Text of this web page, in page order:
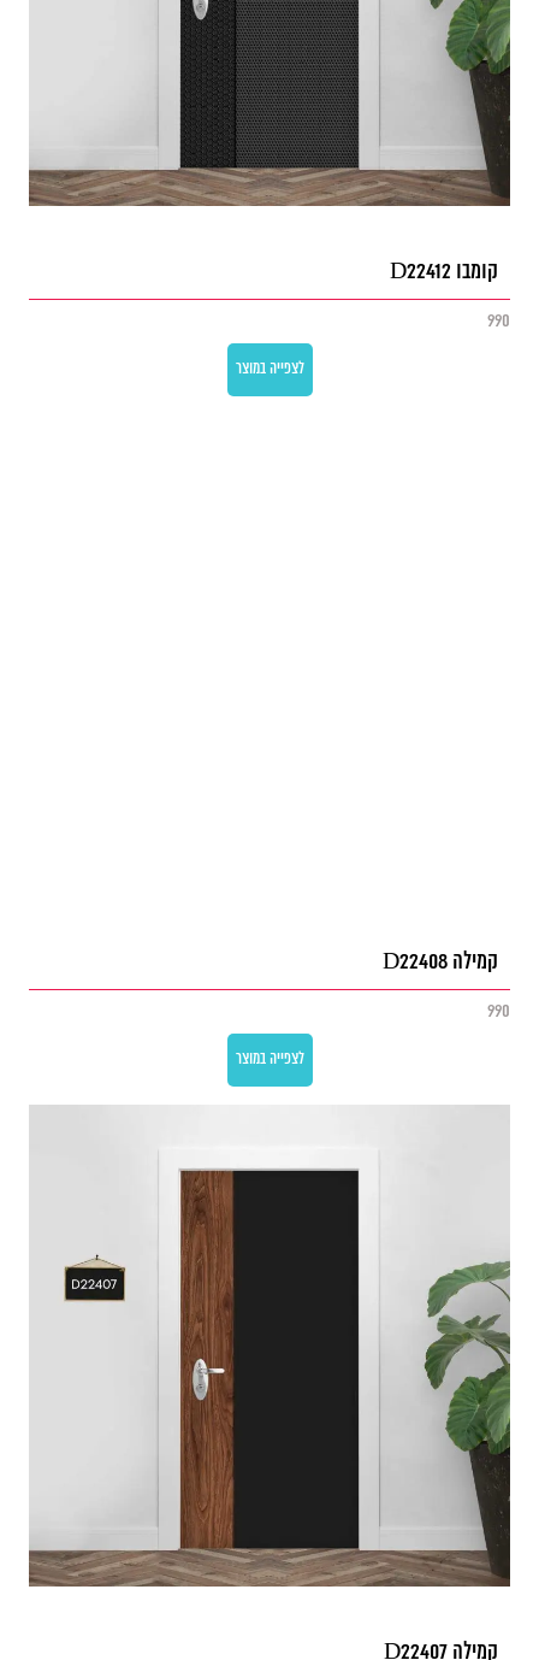
קומבו D22412
990
לצפייה במוצר
קמילה D22408
990
לצפייה במוצר
קמילה D22407